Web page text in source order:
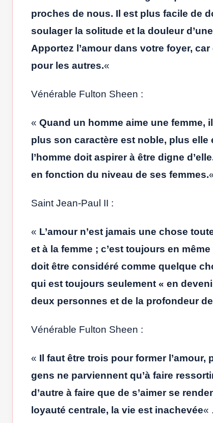
proches de nous. Il est plus facile de
soulager la solitude et la douleur
Apportez l’amour dans votre foyer,
pour les autres.«
Vénérable Fulton Sheen :
« Quand un homme aime une femme,
plus son caractère est noble, plus elle
l’homme doit aspirer à être digne
en fonction du niveau de ses femmes.
Saint Jean-Paul II :
« L’amour n’est jamais une chose
et à la femme ; c’est toujours en
doit être considéré comme quelque
qui est toujours seulement « en
deux personnes et de la profondeur
Vénérable Fulton Sheen :
« Il faut être trois pour former
gens ne parviennent qu’à faire
d’autre à faire que de s’aimer se
loyauté centrale, la vie est inachevée« .